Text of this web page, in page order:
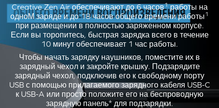
РЕЖИМ ВЫЗОВ
Creative Zen Air обеспечивают до 6 часов1работы на
одноМ заряде и до 18 часов общего времени работы1
при размещении в полностью заряженном корпусе.
Если вы торопитесь, быстрая зарядка всего в течение
10 минут обеспечивает 1 час работы.
Чтобы начать зарядку наушников, поместите их в
зарядный чехол и закройте крышку. Подзарядите
зарядный чехол, подключив его к свободному порту
USB с помощью прилагаемого зарядного кабеля USB-C
к USB-A или просто положите его на беспроводную
зарядную панель* для подзарядки.